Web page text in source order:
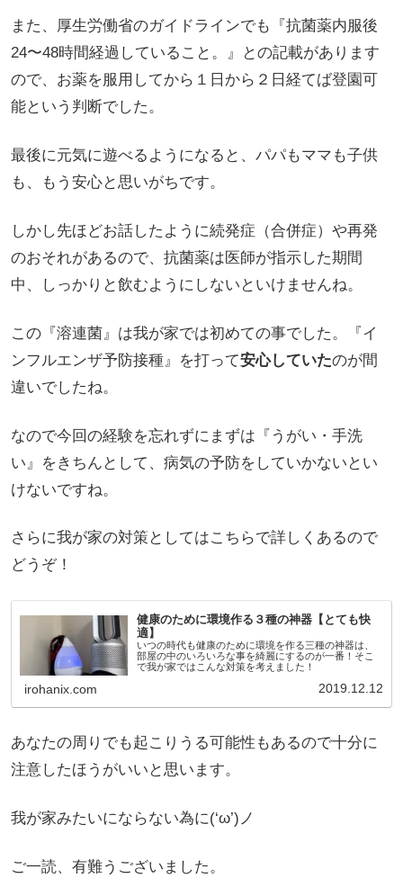
また、厚生労働省のガイドラインでも『抗菌薬内服後
24〜48時間経過していること。』との記載があります
ので、お薬を服用してから１日から２日経てば登園可
能という判断でした。
最後に元気に遊べるようになると、パパもママも子供
も、もう安心と思いがちです。
しかし先ほどお話したように続発症（合併症）や再発
のおそれがあるので、抗菌薬は医師が指示した期間
中、しっかりと飲むようにしないといけませんね。
この『溶連菌』は我が家では初めての事でした。『イ
ンフルエンザ予防接種』を打って安心していたのが間
違いでしたね。
なので今回の経験を忘れずにまずは『うがい・手洗
い』をきちんとして、病気の予防をしていかないとい
けないですね。
さらに我が家の対策としてはこちらで詳しくあるので
どうぞ！
健康のために環境作る３種の神器【とても快
適】
いつの時代も健康のために環境を作る三種の神器は、
部屋の中のいろいろな事を綺麗にするのが一番！そこ
で我が家ではこんな対策を考えました！
irohanix.com 2019.12.12
あなたの周りでも起こりうる可能性もあるので十分に
注意したほうがいいと思います。
我が家みたいにならない為に(‘ω’)ノ
ご一読、有難うございました。